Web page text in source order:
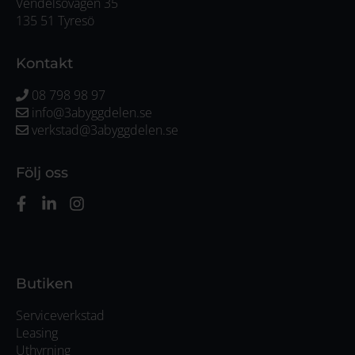
135 51 Tyresö
Kontakt
08 798 98 97
info@3abyggdelen.se
verkstad@3abyggdelen.se
Följ oss
Butiken
Serviceverkstad
Leasing
Uthyrning